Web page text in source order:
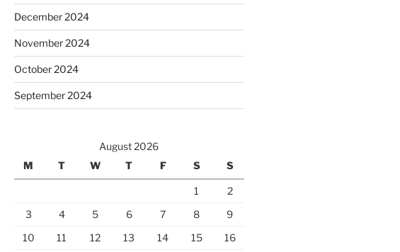
December 2024
November 2024
October 2024
September 2024
August 2026
M
T W T F S S
1
2
3
4 5 6 7 8
9
10
11 12 13 14 15
16